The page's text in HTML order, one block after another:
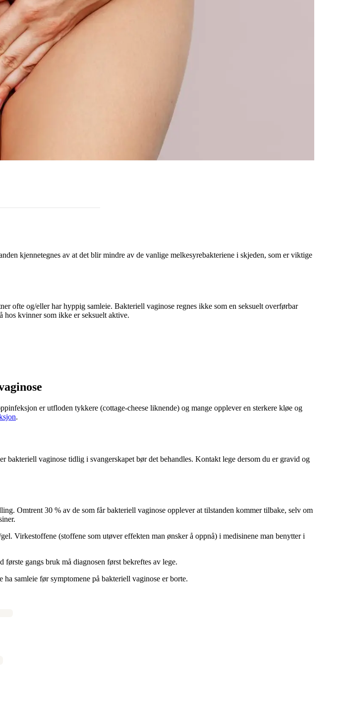
kjennetegnes av at det blir mindre av de vanlige melkesyrebakteriene i skjeden, som er viktige
ofte og/eller har hyppig samleie. Bakteriell vaginose regnes ikke som en seksuelt overførbar
kvinner som ikke er seksuelt aktive.
er utfloden tykkere (cottage-cheese liknende) og mange opplever en sterkere kløe og
.
vaginose tidlig i svangerskapet bør det behandles. Kontakt lege dersom du er gravid og
Omtrent 30 % av de som får bakteriell vaginose opplever at tilstanden kommer tilbake, selv om
Virkestoffene (stoffene som utøver effekten man ønsker å oppnå) i medisinene man benytter i
gangs bruk må diagnosen først bekreftes av lege.
ha samleie før symptomene på bakteriell vaginose er borte.